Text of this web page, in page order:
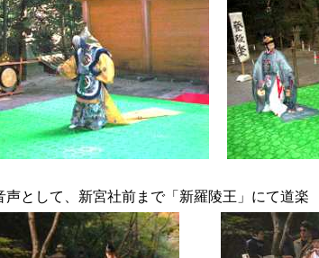
声として、新宮社前まで「新羅陵王」にて道楽